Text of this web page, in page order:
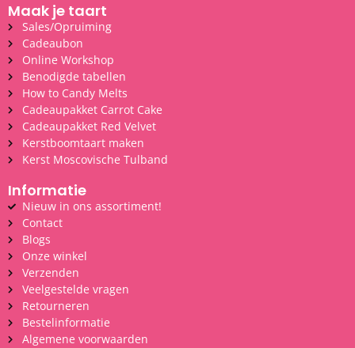
Maak je taart
Sales/Opruiming
Cadeaubon
Online Workshop
Benodigde tabellen
How to Candy Melts
Cadeaupakket Carrot Cake
Cadeaupakket Red Velvet
Kerstboomtaart maken
Kerst Moscovische Tulband
Informatie
Nieuw in ons assortiment!
Contact
Blogs
Onze winkel
Verzenden
Veelgestelde vragen
Retourneren
Bestelinformatie
Algemene voorwaarden